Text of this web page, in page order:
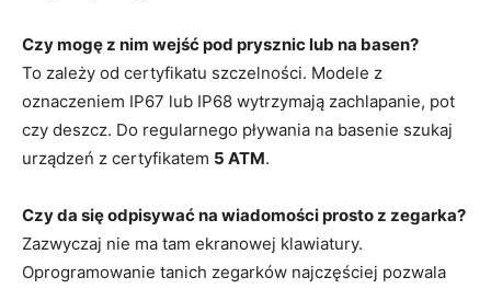
Czy mogę z nim wejść pod prysznic lub na basen?
To zależy od certyfikatu szczelności. Modele z
oznaczeniem IP67 lub IP68 wytrzymają zachlapanie, pot
czy deszcz. Do regularnego pływania na basenie szukaj
urządzeń z certyfikatem 5 ATM.
Czy da się odpisywać na wiadomości prosto z zegarka?
Zazwyczaj nie ma tam ekranowej klawiatury.
Oprogramowanie tanich zegarków najczęściej pozwala